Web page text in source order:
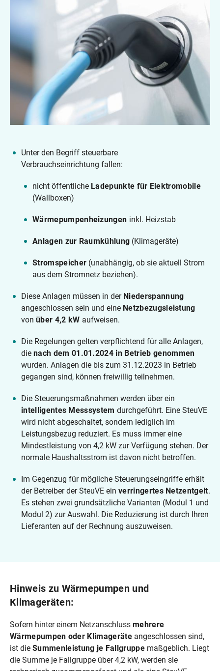
Unter den Begriff steuerbare
Verbrauchseinrichtung fallen:
nicht öffentliche Ladepunkte für Elektromobile
(Wallboxen)
Wärmepumpenheizungen inkl. Heizstab
Anlagen zur Raumkühlung (Klimageräte)
Stromspeicher (unabhängig, ob sie aktuell Strom
aus dem Stromnetz beziehen).
Diese Anlagen müssen in der Niederspannung
angeschlossen sein und eine Netzbezugsleistung
von über 4,2 kW aufweisen.
Die Regelungen gelten verpflichtend für alle Anlagen,
die nach dem 01.01.2024 in Betrieb genommen
wurden. Anlagen die bis zum 31.12.2023 in Betrieb
gegangen sind, können freiwillig teilnehmen.
Die Steuerungsmaßnahmen werden über ein
intelligentes Messsystem durchgeführt. Eine SteuVE
wird nicht abgeschaltet, sondern lediglich im
Leistungsbezug reduziert. Es muss immer eine
Mindestleistung von 4,2 kW zur Verfügung stehen. Der
normale Haushaltsstrom ist davon nicht betroffen.
Im Gegenzug für mögliche Steuerungseingriffe erhält
der Betreiber der SteuVE ein verringertes Netzentgelt.
Es stehen zwei grundsätzliche Varianten (Modul 1 und
Modul 2) zur Auswahl. Die Reduzierung ist durch Ihren
Lieferanten auf der Rechnung auszuweisen.
Hinweis zu Wärmepumpen und
Klimageräten:
Sofern hinter einem Netzanschluss mehrere
Wärmepumpen oder Klimageräteangeschlossen sind,
ist die Summenleistung je Fallgruppemaßgeblich. Liegt
die Summe je Fallgruppe über 4,2 kW, werden sie